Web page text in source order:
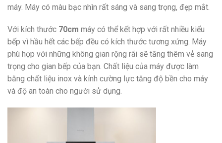
máy. Máy có màu bạc nhìn rất sáng và sang trọng, đẹp mắt.
Với kích thước 70cm máy có thể kết hợp với rất nhiều kiểu
bếp vì hầu hết các bếp đều có kích thước tương xứng. Máy
phù hợp với những không gian rộng rãi sẽ tăng thêm vẻ sang
trọng cho gian bếp của bạn. Chất liệu của máy được làm
bằng chất liệu inox và kính cường lực tăng độ bền cho máy
và độ an toàn cho người sử dụng.